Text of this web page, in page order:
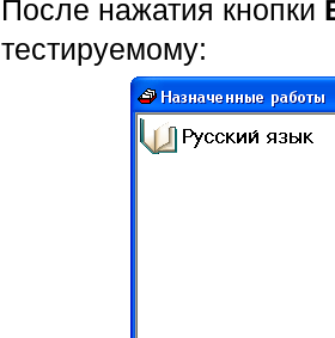
После нажатия кнопки
тестируемому: